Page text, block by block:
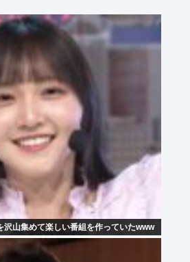
沢山集めて楽しい番組を作っていたwww